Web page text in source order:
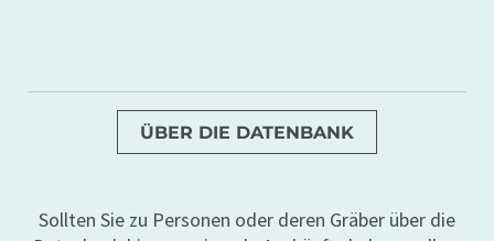
ÜBER DIE DATENBANK
Sollten Sie zu Personen oder deren Gräber über die